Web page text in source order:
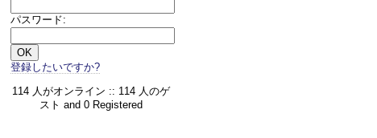
パスワード:
登録したいですか?
114 人がオンライン :: 114 人のゲ
スト and 0 Registered